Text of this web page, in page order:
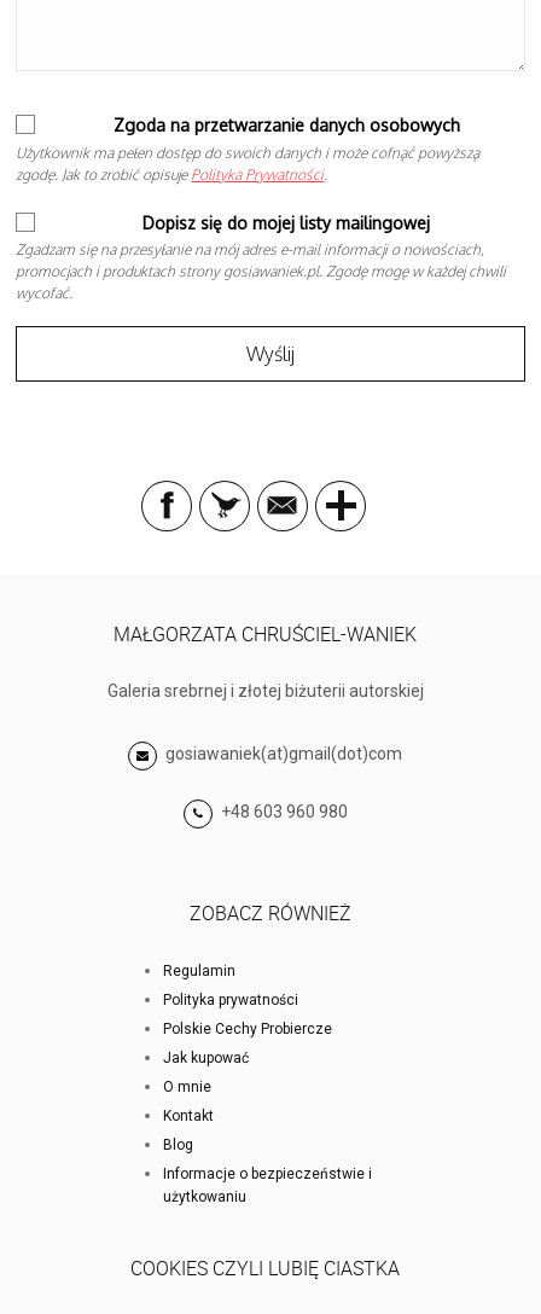
Zgoda na przetwarzanie danych osobowych
Użytkownik ma pełen dostęp do swoich danych i może cofnąć powyższą
zgodę. Jak to zrobić opisuje Polityka Prywatności.
Dopisz się do mojej listy mailingowej
Zgadzam się na przesyłanie na mój adres e-mail informacji o nowościach,
promocjach i produktach strony gosiawaniek.pl. Zgodę mogę w każdej chwili
wycofać.
MAŁGORZATA CHRUŚCIEL-WANIEK
Galeria srebrnej i złotej biżuterii autorskiej
gosiawaniek(at)gmail(dot)com
+48 603 960 980
ZOBACZ RÓWNIEŻ
Regulamin
Polityka prywatności
Polskie Cechy Probiercze
Jak kupować
O mnie
Kontakt
Blog
Informacje o bezpieczeństwie i
użytkowaniu
COOKIES CZYLI LUBIĘ CIASTKA